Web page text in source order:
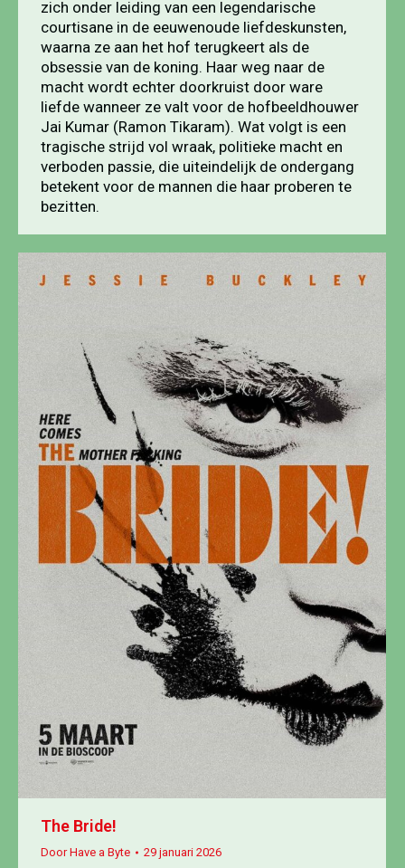
zich onder leiding van een legendarische
courtisane in de eeuwenoude liefdeskunsten,
waarna ze aan het hof terugkeert als de
obsessie van de koning. Haar weg naar de
macht wordt echter doorkruist door ware
liefde wanneer ze valt voor de hofbeeldhouwer
Jai Kumar (Ramon Tikaram). Wat volgt is een
tragische strijd vol wraak, politieke macht en
verboden passie, die uiteindelijk de ondergang
betekent voor de mannen die haar proberen te
bezitten.
The Bride!
DoorHave a Byte 29 januari 2026